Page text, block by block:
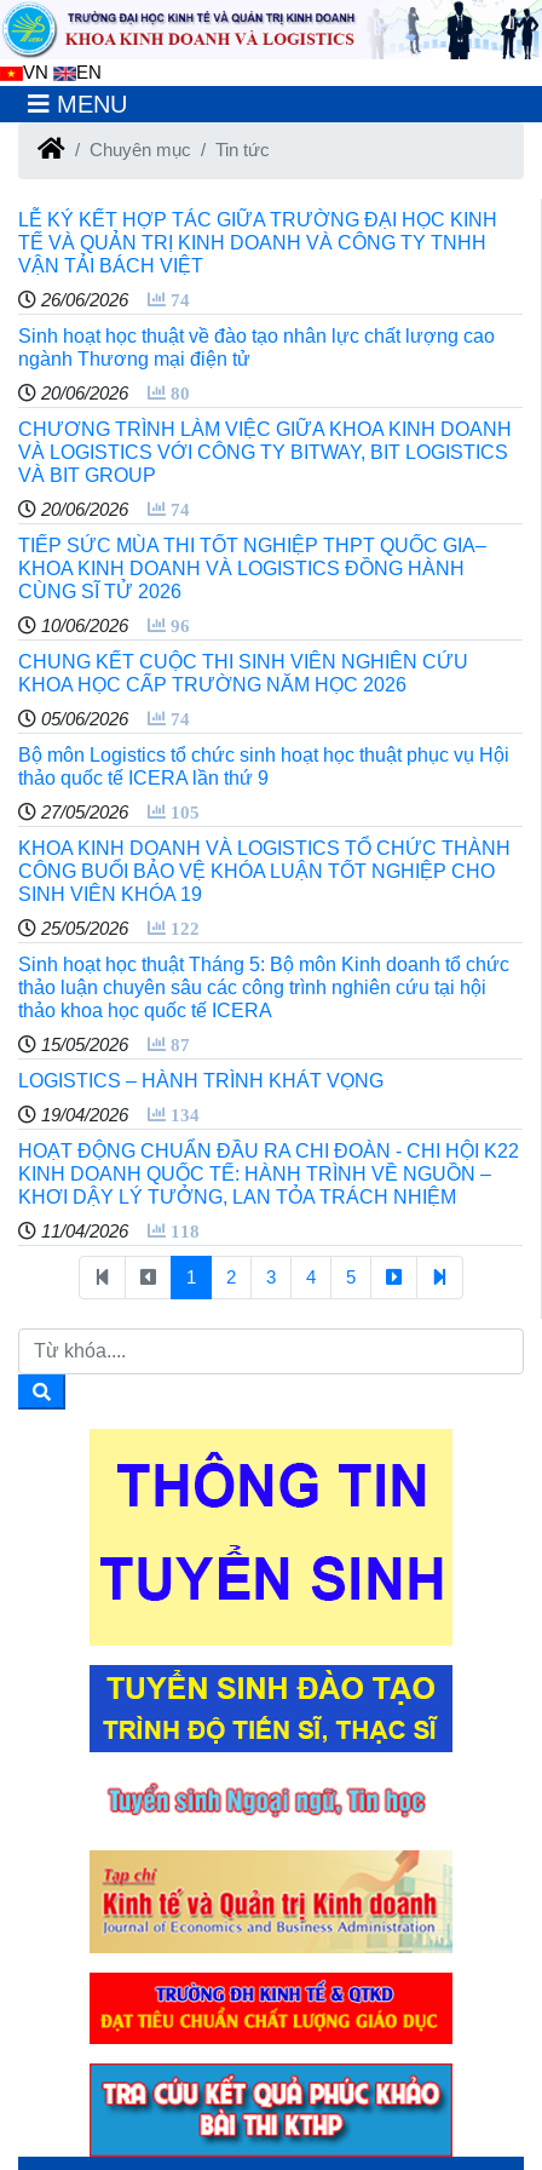
VN EN
MENU
Chuyên mục Tin tức
LỄ KÝ KẾT HỢP TÁC GIỮA TRƯỜNG ĐẠI HỌC KINH
TẾ VÀ QUẢN TRỊ KINH DOANH VÀ CÔNG TY TNHH
VẬN TẢI BÁCH VIỆT
26/06/2026
74
Sinh hoạt học thuật về đào tạo nhân lực chất lượng cao
ngành Thương mại điện tử
20/06/2026
80
CHƯƠNG TRÌNH LÀM VIỆC GIỮA KHOA KINH DOANH
VÀ LOGISTICS VỚI CÔNG TY BITWAY, BIT LOGISTICS
VÀ BIT GROUP
20/06/2026
74
TIẾP SỨC MÙA THI TỐT NGHIỆP THPT QUỐC GIA–
KHOA KINH DOANH VÀ LOGISTICS ĐỒNG HÀNH
CÙNG SĨ TỬ 2026
10/06/2026
96
CHUNG KẾT CUỘC THI SINH VIÊN NGHIÊN CỨU
KHOA HỌC CẤP TRƯỜNG NĂM HỌC 2026
05/06/2026
74
Bộ môn Logistics tổ chức sinh hoạt học thuật phục vụ Hội
thảo quốc tế ICERA lần thứ 9
27/05/2026
105
KHOA KINH DOANH VÀ LOGISTICS TỔ CHỨC THÀNH
CÔNG BUỔI BẢO VỆ KHÓA LUẬN TỐT NGHIỆP CHO
SINH VIÊN KHÓA 19
25/05/2026
122
Sinh hoạt học thuật Tháng 5: Bộ môn Kinh doanh tổ chức
thảo luận chuyên sâu các công trình nghiên cứu tại hội
thảo khoa học quốc tế ICERA
15/05/2026
87
LOGISTICS – HÀNH TRÌNH KHÁT VỌNG
19/04/2026
134
HOẠT ĐỘNG CHUẨN ĐẦU RA CHI ĐOÀN - CHI HỘI K22
KINH DOANH QUỐC TẾ: HÀNH TRÌNH VỀ NGUỒN –
KHƠI DẬY LÝ TƯỞNG, LAN TỎA TRÁCH NHIỆM
11/04/2026
118
1 2 3 4 5